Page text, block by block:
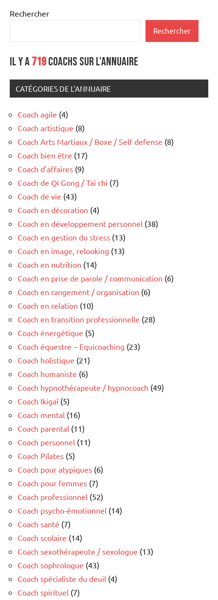
Rechercher
Rechercher
Il y a719coachs sur l'annuaire
CATÉGORIES DE L'ANNUAIRE
Coach agile (4)
Coach artistique (8)
Coach Arts Martiaux / Boxe / Self defense (8)
Coach bien être (17)
Coach d'affaires (9)
Coach de Qi Gong / Tai chi (7)
Coach de vie (43)
Coach en décoration (4)
Coach en développement personnel (38)
Coach en gestion du stress (13)
Coach en image, relooking (13)
Coach en nutrition (14)
Coach en prise de parole / communication (6)
Coach en rangement / organisation (6)
Coach en relation (10)
Coach en transition professionnelle (28)
Coach énergétique (5)
Coach équestre – Equicoaching (23)
Coach holistique (21)
Coach humaniste (6)
Coach hypnothérapeute / hypnocoach (49)
Coach Ikigaï(5)
Coach mental (16)
Coach parental (11)
Coach personnel (11)
Coach Pilates (5)
Coach pour atypiques (6)
Coach pour femmes (7)
Coach professionnel (52)
Coach psycho-émotionnel (14)
Coach santé (7)
Coach scolaire (14)
Coach sexothérapeute / sexologue (13)
Coach sophrologue (43)
Coach spécialiste du deuil (4)
Coach spirituel (7)